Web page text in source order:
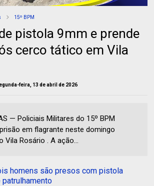
15º BPM
pistola 9mm e prende
cerco tático em Vila
feira, 13 de abril de 2026
— Policiais Militares do 15º BPM
em flagrante neste domingo
Vila Rosário . A ação...
homens são presos com pistola
patrulhamento